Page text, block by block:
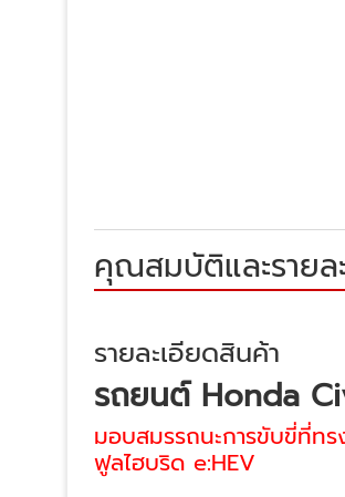
คุณสมบัติและรายล
รายละเอียดสินค้า
รถยนต์ Honda
มอบสมรรถนะการขับขี่ที่ท
ฟูลไฮบริด e:HEV